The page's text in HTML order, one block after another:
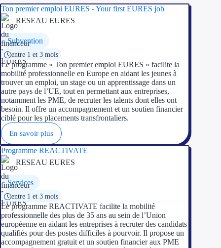
Ton premier emploi EURES - Your first EURES job
RESEAU EURES
Subvention
entre 1 et 3 mois
Le programme « Ton premier emploi EURES » facilite la
mobilité professionnelle en Europe en aidant les jeunes à
trouver un emploi, un stage ou un apprentissage dans un
autre pays de l’UE, tout en permettant aux entreprises,
notamment les PME, de recruter les talents dont elles ont
besoin. Il offre un accompagnement et un soutien financier
ciblé pour les placements transfrontaliers.
En savoir plus
Programme REACTIVATE
RESEAU EURES
Services
entre 1 et 3 mois
Le programme REACTIVATE facilite la mobilité
professionnelle des plus de 35 ans au sein de l’Union
européenne en aidant les entreprises à recruter des candidats
qualifiés pour des postes difficiles à pourvoir. Il propose un
accompagnement gratuit et un soutien financier aux PME